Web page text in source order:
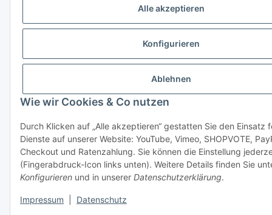
Alle akzeptieren
Konfigurieren
Ablehnen
Wie wir Cookies & Co nutzen
Durch Klicken auf „Alle akzeptieren“ gestatten Sie den Einsatz
Dienste auf unserer Website: YouTube, Vimeo, SHOPVOTE,
Checkout und Ratenzahlung. Sie können die Einstellung
(Fingerabdruck-Icon links unten). Weitere Details finden Sie
Konfigurieren und in unserer Datenschutzerklärung.
Impressum Datenschutz